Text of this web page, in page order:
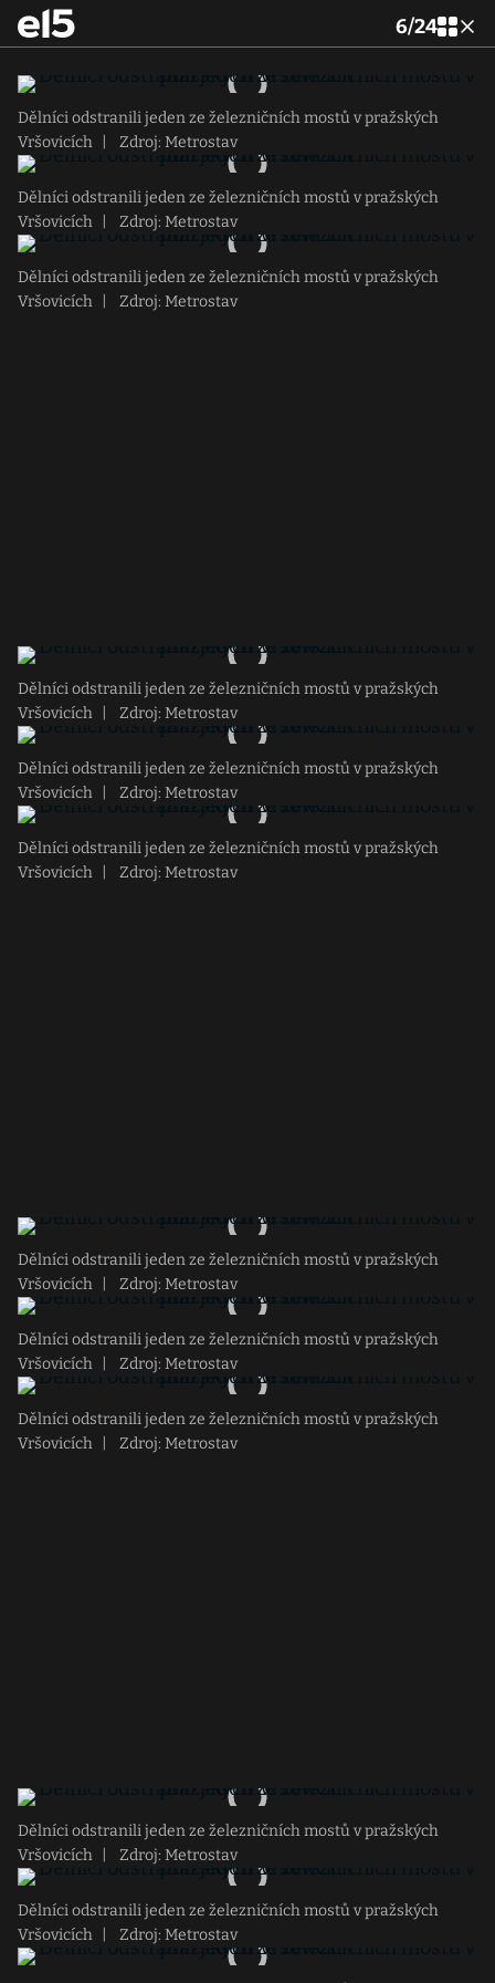
6/24
Dělníci odstranili jeden ze železničních mostů v pražských
Vršovicích
Zdroj: Metrostav
Dělníci odstranili jeden ze železničních mostů v pražských
Vršovicích
Zdroj: Metrostav
Dělníci odstranili jeden ze železničních mostů v pražských
Vršovicích
Zdroj: Metrostav
Dělníci odstranili jeden ze železničních mostů v pražských
Vršovicích
Zdroj: Metrostav
Dělníci odstranili jeden ze železničních mostů v pražských
Vršovicích
Zdroj: Metrostav
Dělníci odstranili jeden ze železničních mostů v pražských
Vršovicích
Zdroj: Metrostav
Dělníci odstranili jeden ze železničních mostů v pražských
Vršovicích
Zdroj: Metrostav
Dělníci odstranili jeden ze železničních mostů v pražských
Vršovicích
Zdroj: Metrostav
Dělníci odstranili jeden ze železničních mostů v pražských
Vršovicích
Zdroj: Metrostav
Dělníci odstranili jeden ze železničních mostů v pražských
Vršovicích
Zdroj: Metrostav
Dělníci odstranili jeden ze železničních mostů v pražských
Vršovicích
Zdroj: Metrostav